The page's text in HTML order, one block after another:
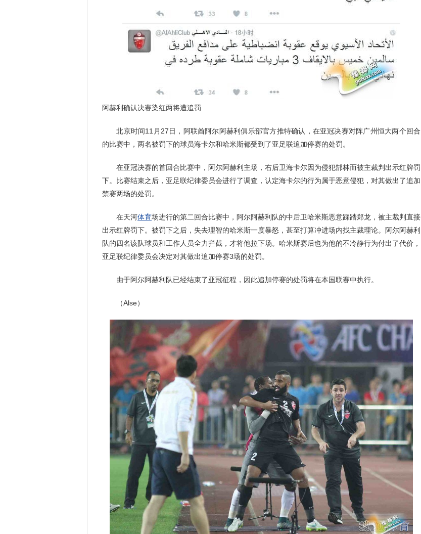
阿赫利确认决赛染红两将遭追罚
北京时间11月27日，阿联酋阿尔阿赫利俱乐部官方推特确认，在亚冠决赛对阵广州恒大两个回合
的比赛中，两名被罚下的球员海卡尔和哈米斯都受到了亚足联追加停赛的处罚。
在亚冠决赛的首回合比赛中，阿尔阿赫利主场，右后卫海卡尔因为侵犯郜林而被主裁判出示红牌罚
下。比赛结束之后，亚足联纪律委员会进行了调查，认定海卡尔的行为属于恶意侵犯，对其做出了追加
禁赛两场的处罚。
在天河体育场进行的第二回合比赛中，阿尔阿赫利队的中后卫哈米斯恶意踩踏郑龙，被主裁判直接
出示红牌罚下。被罚下之后，失去理智的哈米斯一度暴怒，甚至打算冲进场内找主裁理论。阿尔阿赫利
队的四名该队球员和工作人员全力拦截，才将他拉下场。哈米斯赛后也为他的不冷静行为付出了代价，
亚足联纪律委员会决定对其做出追加停赛3场的处罚。
由于阿尔阿赫利队已经结束了亚冠征程，因此追加停赛的处罚将在本国联赛中执行。
（Alse）